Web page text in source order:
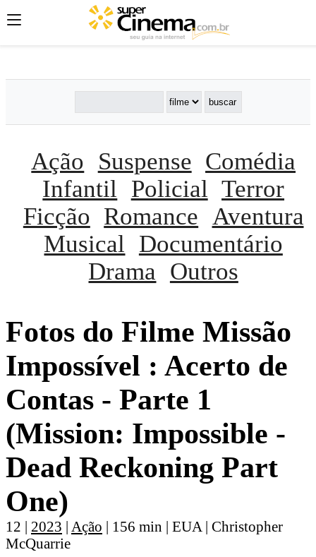
';';
Ação Suspense Comédia
Infantil
Policial Terror
Ficção Romance Aventura
Musical
Documentário
Drama
Outros
Fotos do Filme Missão
Impossí­vel : Acerto de
Contas - Parte 1
(Mission: Impossible -
Dead Reckoning Part
One)
12 | 2023 | Ação | 156 min | EUA | Christopher
McQuarrie